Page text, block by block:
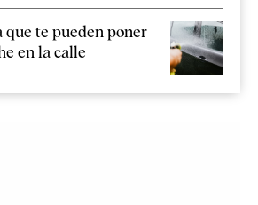
que te pueden poner
en la calle